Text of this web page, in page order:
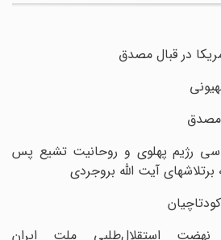
در قبال مصدق
پهلوی و روحانیت تشیع پس
استقلال‌طلبی ملت ایران